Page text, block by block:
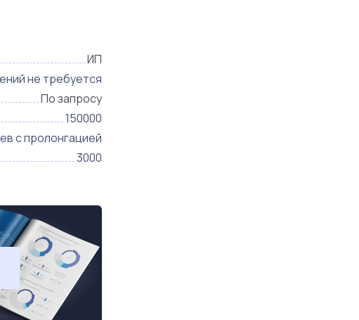
ИП
не требуется
По запросу
150000
с пролонгацией
3000